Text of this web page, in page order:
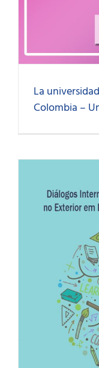
La
Colombia –